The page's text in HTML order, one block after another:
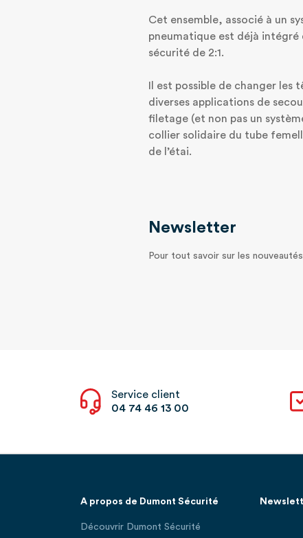
Cet ensemble, associé à un
pneumatique est déjà intégré
sécurité de 2:1.
Il est possible de changer
diverses applications de
filetage (et non pas un
collier solidaire du tube
de l’étai.
Newsletter
Pour tout savoir sur les
Service client
04 74 46 13 00
A propos de Dumont Sécurité
Découvrir Dumont Sécurité